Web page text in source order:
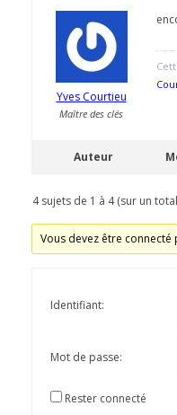
Yves Courtieu
Maître des clés
Auteur
4 sujets de 1 à 4 (sur un
Vous devez être
Identifiant:
Mot de passe:
Rester connecté